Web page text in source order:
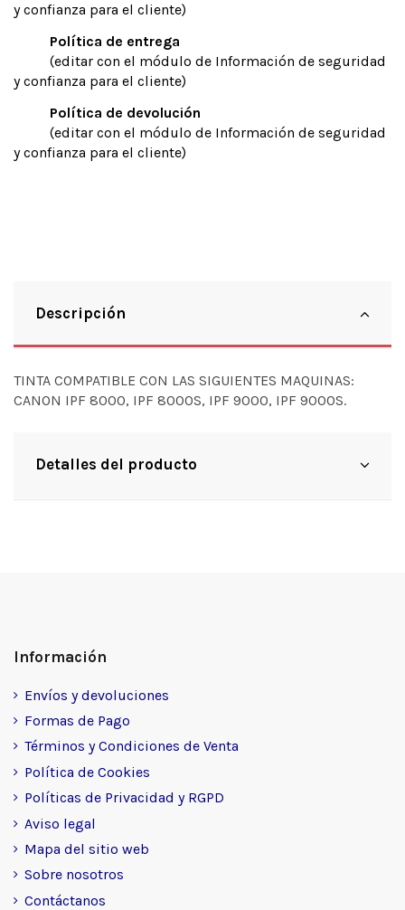
y confianza para el cliente)
Política de entrega
(editar con el módulo de Información de seguridad
y confianza para el cliente)
Política de devolución
(editar con el módulo de Información de seguridad
y confianza para el cliente)
Descripción
TINTA COMPATIBLE CON LAS SIGUIENTES MAQUINAS:
CANON IPF 8000, IPF 8000S, IPF 9000, IPF 9000S.
Detalles del producto
Información
Envíos y devoluciones
Formas de Pago
Términos y Condiciones de Venta
Política de Cookies
Políticas de Privacidad y RGPD
Aviso legal
Mapa del sitio web
Sobre nosotros
Contáctanos